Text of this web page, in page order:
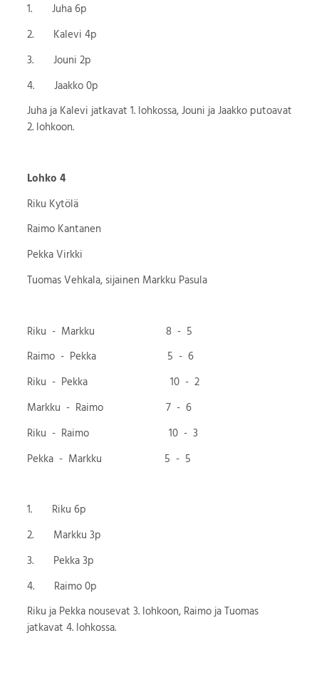
1. Juha 6p
2. Kalevi 4p
3. Jouni 2p
4. Jaakko 0p
Juha ja Kalevi jatkavat 1. lohkossa, Jouni ja Jaakko putoavat
2. lohkoon.
Lohko 4
Riku Kytölä
Raimo Kantanen
Pekka Virkki
Tuomas Vehkala, sijainen Markku Pasula
Riku - Markku 8 - 5
Raimo - Pekka 5 - 6
Riku - Pekka 10 - 2
Markku - Raimo 7 - 6
Riku - Raimo 10 - 3
Pekka - Markku 5 - 5
1. Riku 6p
2. Markku 3p
3. Pekka 3p
4. Raimo 0p
Riku ja Pekka nousevat 3. lohkoon, Raimo ja Tuomas
jatkavat 4. lohkossa.